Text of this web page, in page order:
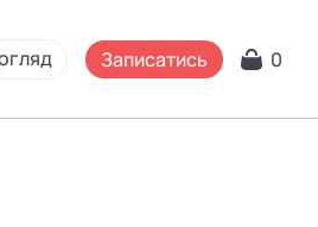
Записатись 0